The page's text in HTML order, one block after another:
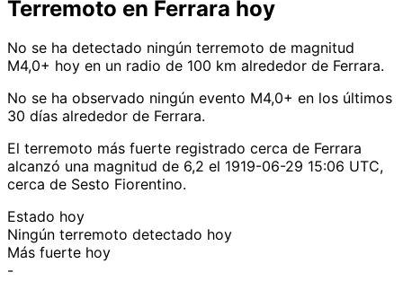
Terremoto en Ferrara hoy
No se ha detectado ningún terremoto de magnitud
M4,0+ hoy en un radio de 100 km alrededor de Ferrara.
No se ha observado ningún evento M4,0+ en los últimos
30 días alrededor de Ferrara.
El terremoto más fuerte registrado cerca de Ferrara
alcanzó una magnitud de 6,2 el 1919-06-29 15:06 UTC,
cerca de Sesto Fiorentino.
Estado hoy
Ningún terremoto detectado hoy
Más fuerte hoy
-